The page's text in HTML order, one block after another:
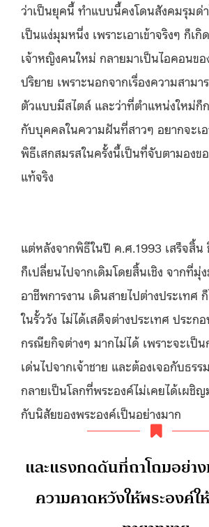
ว่าเป็นยุคนี้ ทำแบบนี้คงโดนสังคมรุมด่
เป็นแง่มุมหนึ่ง เพราะเอาเข้าจริงๆ ก็เ
เจ้าหญิงคนใหม่ กลายมาเป็นไอคอนข
ปริยาย เพราะนอกจากเรื่องความสามา
ตัวแบบมีสไตล์ และว่าที่ตำแหน่งใหม่ก็
กับบุคคลในความฝันที่สาวๆ อยากจะเ
พิธีเสกสมรสในครั้งนี้เป็นที่จับตามองข
แท้จริง
แต่หลังจากพิธีในปี ค.ศ.1993 เสร็จสิ้น
ก็เปลี่ยนไปจากเดิมโดยสิ้นเชิง จากที่มุ่
อาชีพการงาน เดินสายไปต่างประเทศ
ในรั้ววัง ไม่ได้เสด็จต่างประเทศ ประก
กรณียกิจต่างๆ มากไม่ได้ เพราะจะเป็น
เด่นไปจากเจ้าชาย และต้องเจอกับธรร
กลายเป็นโลกที่พระองค์ไม่เคยได้เผชิ
กับนิสัยของพระองค์เป็นอย่างมาก
และแรงกดดันที่ถาโถมอย่
ความคาดหวังให้พระองค์ใ